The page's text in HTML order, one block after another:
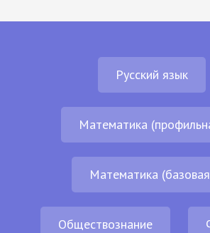
Русский язык
Математика
Математика
Обществознание